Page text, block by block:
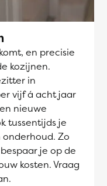
en precisie
kozijnen.
in
vijf á acht jaar
nieuwe
tussentijds je
Zo
je op de
kosten. Vraag